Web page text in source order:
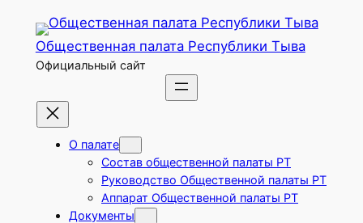
Перейти
содержимому
Общественная палата Республики Тыва
Официальный сайт
О палате
Состав общественной палаты РТ
Руководство Общественной палаты РТ
Аппарат Общественной палаты РТ
Документы